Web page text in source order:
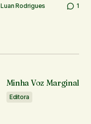
Luan Rodrigues 1
Minha Voz Marginal
Editora